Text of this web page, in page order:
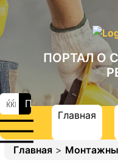
ПОРТАЛ О
Главная
Главная >